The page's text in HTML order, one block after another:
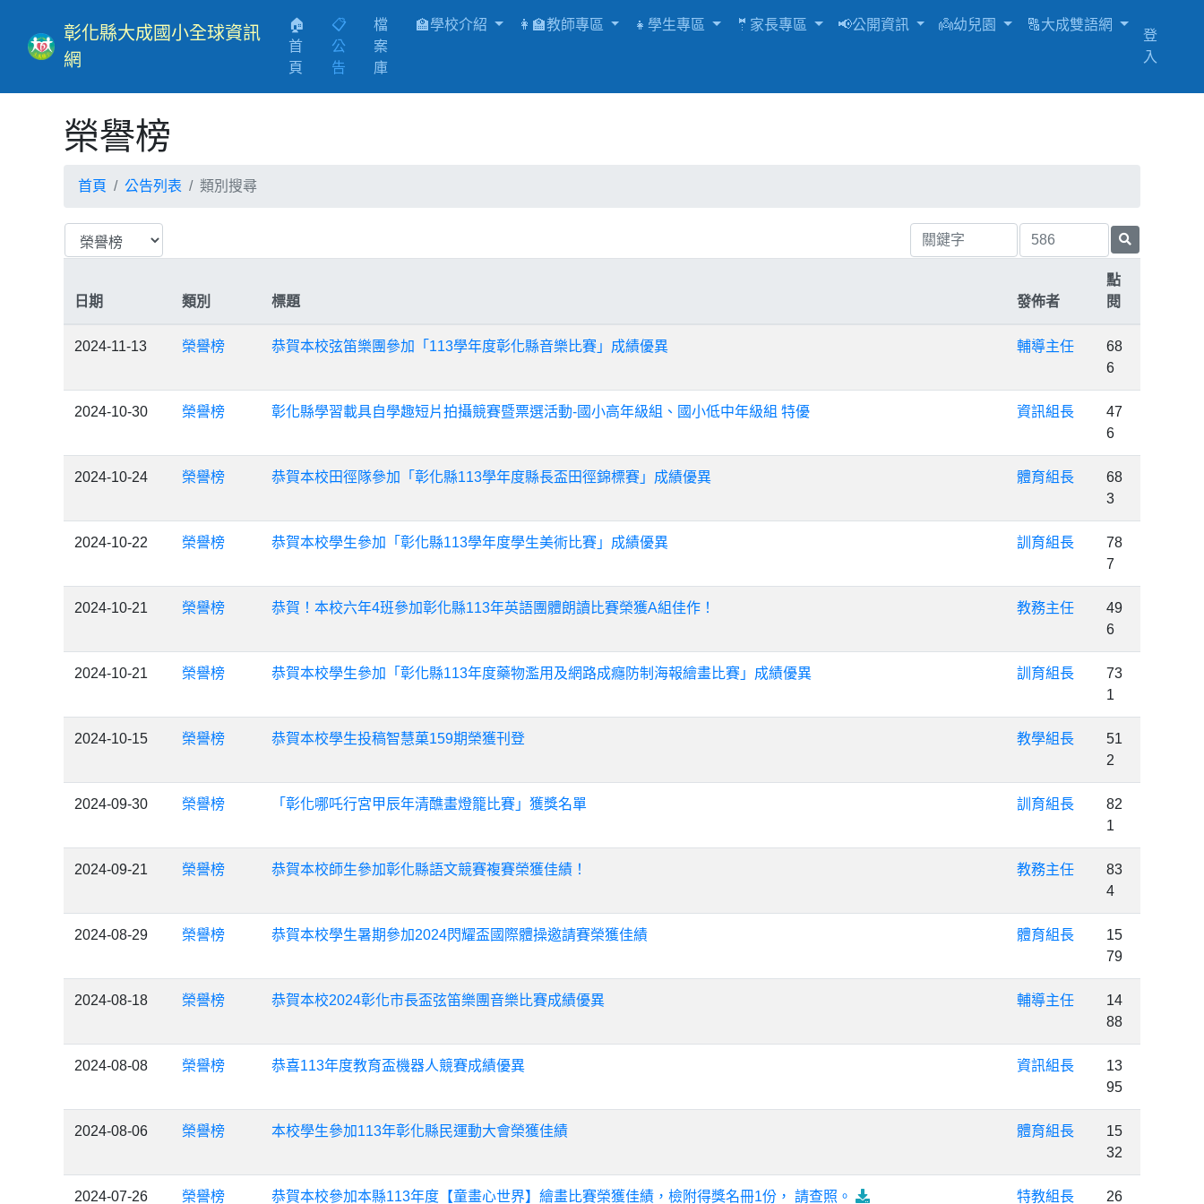
彰化縣大成國小全球資訊
網
🏠
首
頁 (current)
📋
公
告
檔
案
庫
🏫學校介紹 👩‍🏫教師專區 👧學生專區 🤵家長專區 📢公開資訊 👼幼兒園 🔠大成雙語網
登
入
榮譽榜
首頁 公告列表 類別搜尋
日期 類別 標題 發佈者
點
閱
2024-11-13 榮譽榜 恭賀本校弦笛樂團參加「113學年度彰化縣音樂比賽」成績優異 輔導主任
68
6
2024-10-30 榮譽榜 彰化縣學習載具自學趣短片拍攝競賽暨票選活動-國小高年級組、國小低中年級組 特優 資訊組長
47
6
2024-10-24 榮譽榜 恭賀本校田徑隊參加「彰化縣113學年度縣長盃田徑錦標賽」成績優異 體育組長
68
3
2024-10-22 榮譽榜 恭賀本校學生參加「彰化縣113學年度學生美術比賽」成績優異 訓育組長
78
7
2024-10-21 榮譽榜 恭賀！本校六年4班參加彰化縣113年英語團體朗讀比賽榮獲A組佳作！ 教務主任
49
6
2024-10-21 榮譽榜 恭賀本校學生參加「彰化縣113年度藥物濫用及網路成癮防制海報繪畫比賽」成績優異 訓育組長
73
1
2024-10-15 榮譽榜 恭賀本校學生投稿智慧菓159期榮獲刊登 教學組長
51
2
2024-09-30 榮譽榜 「彰化哪吒行宮甲辰年清醮畫燈籠比賽」獲獎名單 訓育組長
82
1
2024-09-21 榮譽榜 恭賀本校師生參加彰化縣語文競賽複賽榮獲佳績！ 教務主任
83
4
2024-08-29 榮譽榜 恭賀本校學生暑期參加2024閃耀盃國際體操邀請賽榮獲佳績 體育組長
15
79
2024-08-18 榮譽榜 恭賀本校2024彰化市長盃弦笛樂團音樂比賽成績優異 輔導主任
14
88
2024-08-08 榮譽榜 恭喜113年度教育盃機器人競賽成績優異 資訊組長
13
95
2024-08-06 榮譽榜 本校學生參加113年彰化縣民運動大會榮獲佳績 體育組長
15
32
2024-07-26 榮譽榜 恭賀本校參加本縣113年度【童畫心世界】繪畫比賽榮獲佳績，檢附得獎名冊1份， 請查照。 特教組長 26